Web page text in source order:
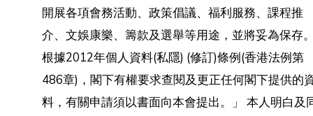
開展各項會務活動、政策倡議、福利服務、課程推
介、文娛康樂、籌款及選舉等用途，並將妥為保存
根據2012年個人資料(私隱) (修訂)條例(香港法例第
486章)，閣下有權要求查閱及更正任何閣下提供的
料，有關申請須以書面向本會提出。」 本人明白及